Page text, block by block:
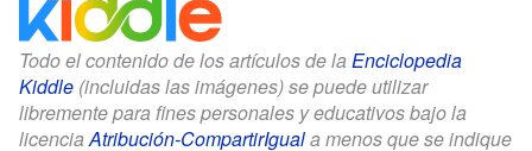
Todo el contenido de los artículos de la Enciclopedia
Kiddle (incluidas las imágenes) se puede utilizar
libremente para fines personales y educativos bajo la
licenciaAtribución-CompartirIguala menos que se indique